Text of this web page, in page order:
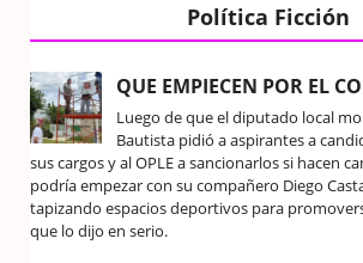
Política Ficción
QUE EMPIECEN POR EL
Luego de que el diputado local
Bautista pidió a aspirantes a
sus cargos y al OPLE a sancionarlos si hacen
podría empezar con su compañero Diego
tapizando espacios deportivos para
que lo dijo en serio.